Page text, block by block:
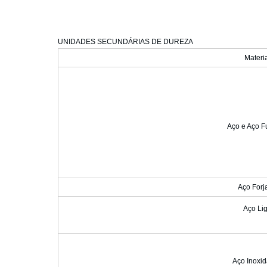
UNIDADES SECUNDÁRIAS DE DUREZA
Aço e Aço
Aço
Aço
Aço